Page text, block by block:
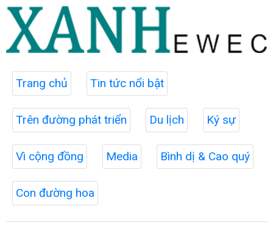
Trang chủ Tin tức nổi bật
Trên đường phát triển Du lịch Ký sự
Vì cộng đồng Media Bình dị & Cao quý
Con đường hoa